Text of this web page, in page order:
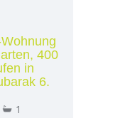
400
in
6.
1